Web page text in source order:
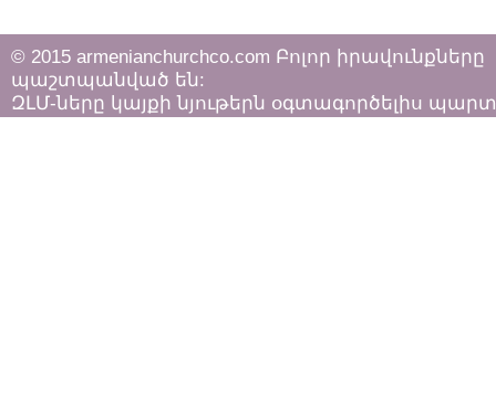
© 2015 armenianchurchco.com Բոլոր իրավունքները
պաշտպանված են:
ԶԼՄ-ները կայքի նյութերն օգտագործելիս